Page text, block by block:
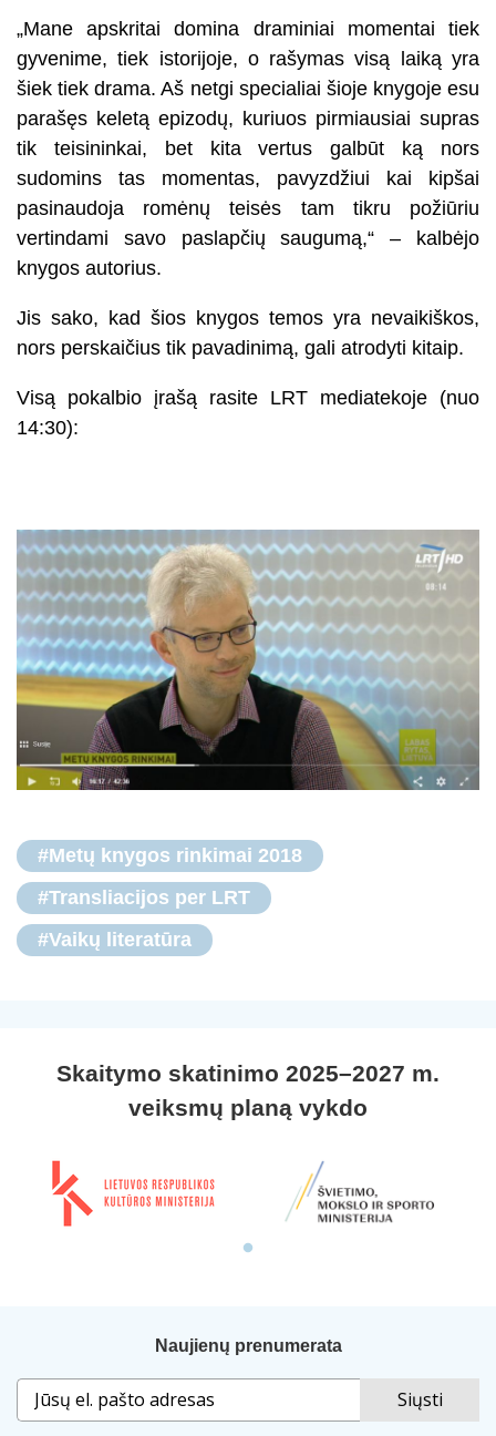
„Mane apskritai domina draminiai momentai tiek
gyvenime, tiek istorijoje, o rašymas visą laiką yra
šiek tiek drama. Aš netgi specialiai šioje knygoje esu
parašęs keletą epizodų, kuriuos pirmiausiai supras
tik teisininkai, bet kita vertus galbūt ką nors
sudomins tas momentas, pavyzdžiui kai kipšai
pasinaudoja romėnų teisės tam tikru požiūriu
vertindami savo paslapčių saugumą,“ – kalbėjo
knygos autorius.
Jis sako, kad šios knygos temos yra nevaikiškos,
nors perskaičius tik pavadinimą, gali atrodyti kitaip.
Visą pokalbio įrašą rasite LRT mediatekoje (nuo
14:30):
#Metų knygos rinkimai 2018
#Transliacijos per LRT
#Vaikų literatūra
Skaitymo skatinimo 2025–2027 m.
veiksmų planą vykdo
Naujienų prenumerata